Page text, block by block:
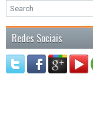
Redes Sociais